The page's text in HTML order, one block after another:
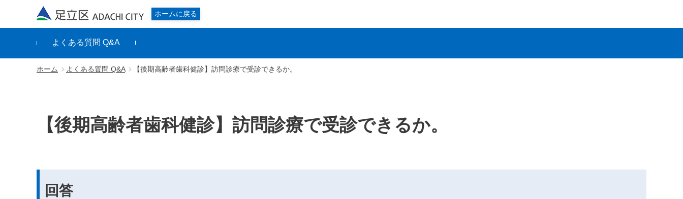
足立区
ホームに戻る
よくある質問 Q&A
ホーム よくある質問 Q&A 【後期高齢者歯科健診】訪問診療で受診できるか。
【後期高齢者歯科健診】訪問診療で受診できるか。
回答